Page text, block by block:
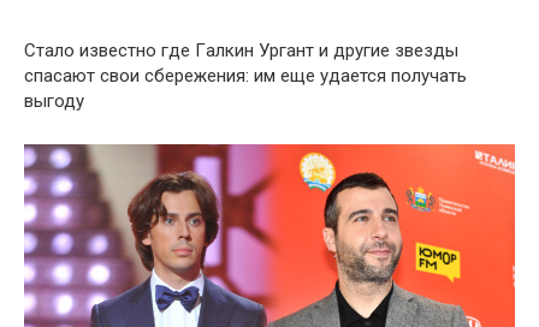
Стало известно где Гaлкин Уpгант и другие звезды
cпасают свои сбережения: им еще удается получать
выгоду